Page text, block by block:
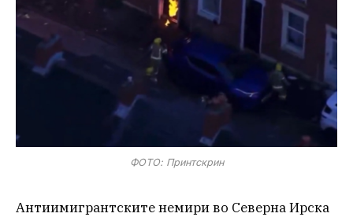
ФОТО: Принтскрин
Антиимигрантските немири во Северна Ирска